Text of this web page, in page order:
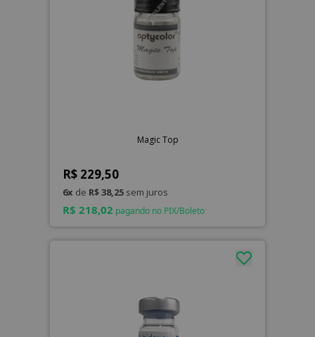
Magic Top
R$ 229,50
6x de R$ 38,25sem juros
R$ 218,02 pagando no PIX/Boleto